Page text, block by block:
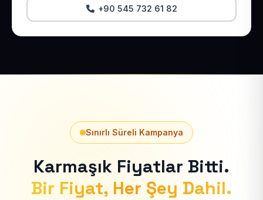
+90 545 732 61 82
Sınırlı Süreli Kampanya
Karmaşık Fiyatlar Bitti.
Bir Fiyat, Her Şey Dahil.